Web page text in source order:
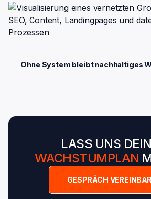
Ohne System bleibt nachhaltiges
LASS UNS
WACHSTUMPLAN
GESPRÄCH